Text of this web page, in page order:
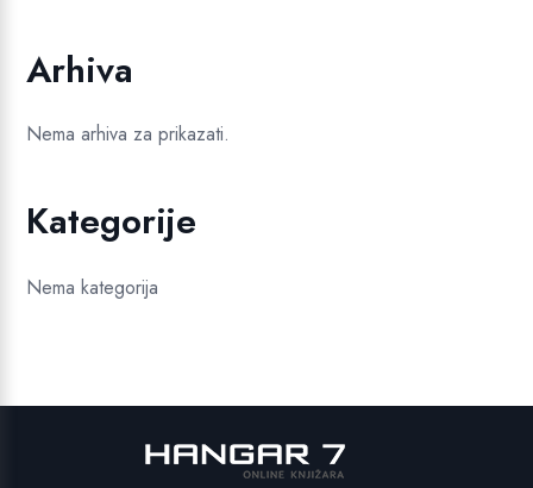
Arhiva
Nema arhiva za prikazati.
Kategorije
Nema kategorija